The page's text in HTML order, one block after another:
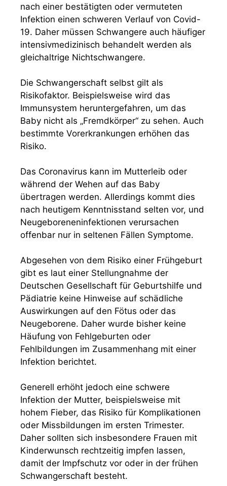
nach einer bestätigten oder vermuteten
Infektion einen schweren Verlauf von Covid-
19. Daher müssen Schwangere auch häufiger
intensivmedizinisch behandelt werden als
gleichaltrige Nichtschwangere.
Die Schwangerschaft selbst gilt als
Risikofaktor. Beispielsweise wird das
Immunsystem heruntergefahren, um das
Baby nicht als „Fremdkörper“ zu sehen. Auch
bestimmte Vorerkrankungen erhöhen das
Risiko.
Das Coronavirus kann im Mutterleib oder
während der Wehen auf das Baby
übertragen werden. Allerdings kommt dies
nach heutigem Kenntnisstand selten vor, und
Neugeboreneninfektionen verursachen
offenbar nur in seltenen Fällen Symptome.
Abgesehen von dem Risiko einer Frühgeburt
gibt es laut einer Stellungnahme der
Deutschen Gesellschaft für Geburtshilfe und
Pädiatrie keine Hinweise auf schädliche
Auswirkungen auf den Fötus oder das
Neugeborene. Daher wurde bisher keine
Häufung von Fehlgeburten oder
Fehlbildungen im Zusammenhang mit einer
Infektion berichtet.
Generell erhöht jedoch eine schwere
Infektion der Mutter, beispielsweise mit
hohem Fieber, das Risiko für Komplikationen
oder Missbildungen im ersten Trimester.
Daher sollten sich insbesondere Frauen mit
Kinderwunsch rechtzeitig impfen lassen,
damit der Impfschutz vor oder in der frühen
Schwangerschaft besteht.